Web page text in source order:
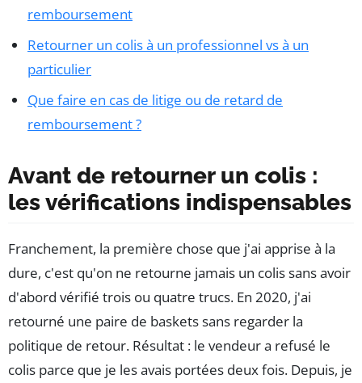
remboursement
Retourner un colis à un professionnel vs à un
particulier
Que faire en cas de litige ou de retard de
remboursement ?
Avant de retourner un colis :
les vérifications indispensables
Franchement, la première chose que j'ai apprise à la
dure, c'est qu'on ne retourne jamais un colis sans avoir
d'abord vérifié trois ou quatre trucs. En 2020, j'ai
retourné une paire de baskets sans regarder la
politique de retour. Résultat : le vendeur a refusé le
colis parce que je les avais portées deux fois. Depuis, je